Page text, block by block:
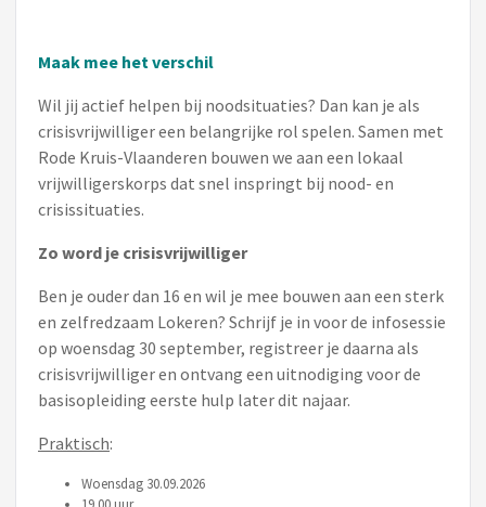
Maak mee het verschil
Wil jij actief helpen bij noodsituaties? Dan kan je als
crisisvrijwilliger een belangrijke rol spelen. Samen met
Rode Kruis-Vlaanderen bouwen we aan een lokaal
vrijwilligerskorps dat snel inspringt bij nood- en
crisissituaties.
Zo word je crisisvrijwilliger
Ben je ouder dan 16 en wil je mee bouwen aan een sterk
en zelfredzaam Lokeren? Schrijf je in voor de infosessie
op woensdag 30 september, registreer je daarna als
crisisvrijwilliger en ontvang een uitnodiging voor de
basisopleiding eerste hulp later dit najaar.
Praktisch:
Woensdag 30.09.2026